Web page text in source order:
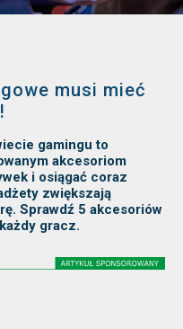
musi mieć
gamingu to
akcesoriom
i osiągać coraz
zwiększają
Sprawdź 5 akcesoriów
gracz.